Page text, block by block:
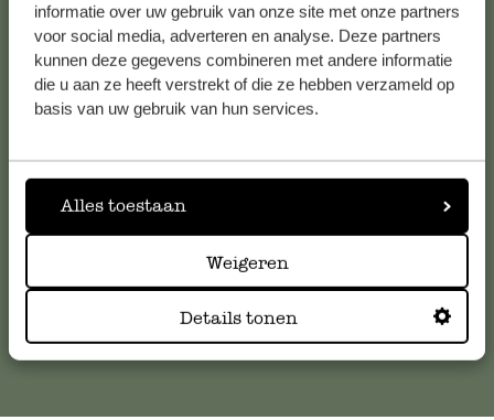
informatie over uw gebruik van onze site met onze partners
voor social media, adverteren en analyse. Deze partners
kunnen deze gegevens combineren met andere informatie
die u aan ze heeft verstrekt of die ze hebben verzameld op
basis van uw gebruik van hun services.
Alles toestaan
Weigeren
Details tonen
Service clientèle
Pour toute question ou demande de conseil ou d’aide,
serviceclientele@dille-kamille.com
Service client en ligne